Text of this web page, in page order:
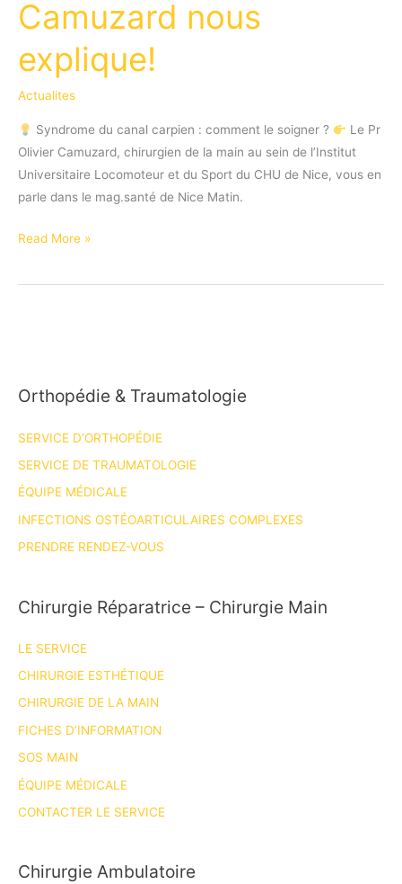
Camuzard nous
explique!
Actualites
Syndrome du canal carpien : comment le soigner ?
Le Pr
Olivier Camuzard, chirurgien de la main au sein de l’Institut
Universitaire Locomoteur et du Sport du CHU de Nice, vous en
parle dans le mag.santé de Nice Matin.
Syndrome
canal
soigner
Le
Pr
Camuzard
Read More »
Orthopédie & Traumatologie
SERVICE D’ORTHOPÉDIE
SERVICE DE TRAUMATOLOGIE
ÉQUIPE MÉDICALE
INFECTIONS OSTÉOARTICULAIRES COMPLEXES
PRENDRE RENDEZ-VOUS
Chirurgie Réparatrice – Chirurgie Main
LE SERVICE
CHIRURGIE ESTHÉTIQUE
CHIRURGIE DE LA MAIN
FICHES D’INFORMATION
SOS MAIN
ÉQUIPE MÉDICALE
CONTACTER LE SERVICE
Chirurgie Ambulatoire